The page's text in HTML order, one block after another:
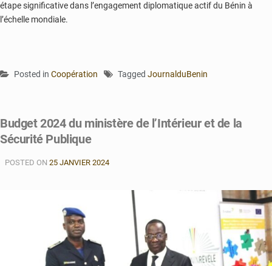
étape significative dans l’engagement diplomatique actif du Bénin à
l’échelle mondiale.
Posted in Coopération Tagged JournalduBenin
Budget 2024 du ministère de l’Intérieur et de la
Sécurité Publique
POSTED ON 25 JANVIER 2024